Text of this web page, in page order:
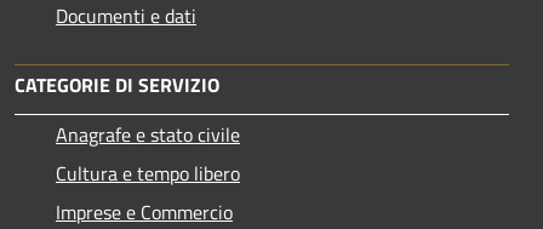
Documenti e dati
CATEGORIE DI SERVIZIO
Anagrafe e stato civile
Cultura e tempo libero
Imprese e Commercio